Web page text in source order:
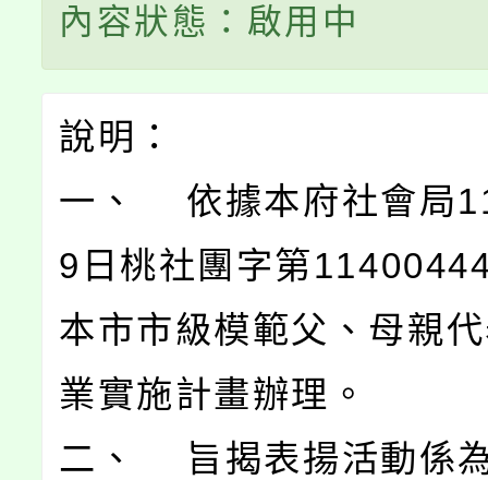
內容狀態：啟用中
說明：
一、 依據本府社會局
9日桃社團字第
本市市級模範父、母親
業實施計畫辦理。
二、 旨揭表揚活動係